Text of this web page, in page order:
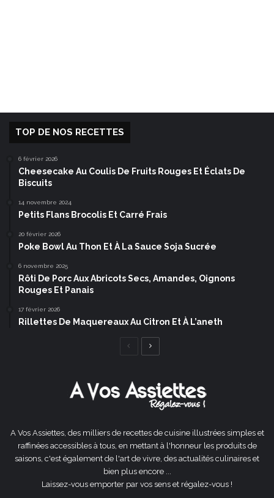
TOP DE NOS RECETTES
6 février 2026
Cheesecake Au Coulis De Fruits Rouges Et Éclats De
Biscuits
14 novembre 2024
Petits Flans Brocolis Et Carré Frais
20 février 2026
Poke Bowl Au Thon Et À La Sauce Soja Sucrée
6 novembre 2025
Rôti De Porc Aux Abricots Secs, Amandes, Oignons
Rouges Et Panais
17 février 2026
Rillettes De Maquereaux Au Citron Et À L’aneth
Page
A Vos Assiettes, des milliers de recettes de cuisine illustrées simples et
raffinées accessibles à tous, en mettant à l'honneur les produits de
saisons, c'est également de l'art de vivre, des actualités culinaires et
bien plus encore ...
Laissez-vous emporter par vos sens et régalez-vous !